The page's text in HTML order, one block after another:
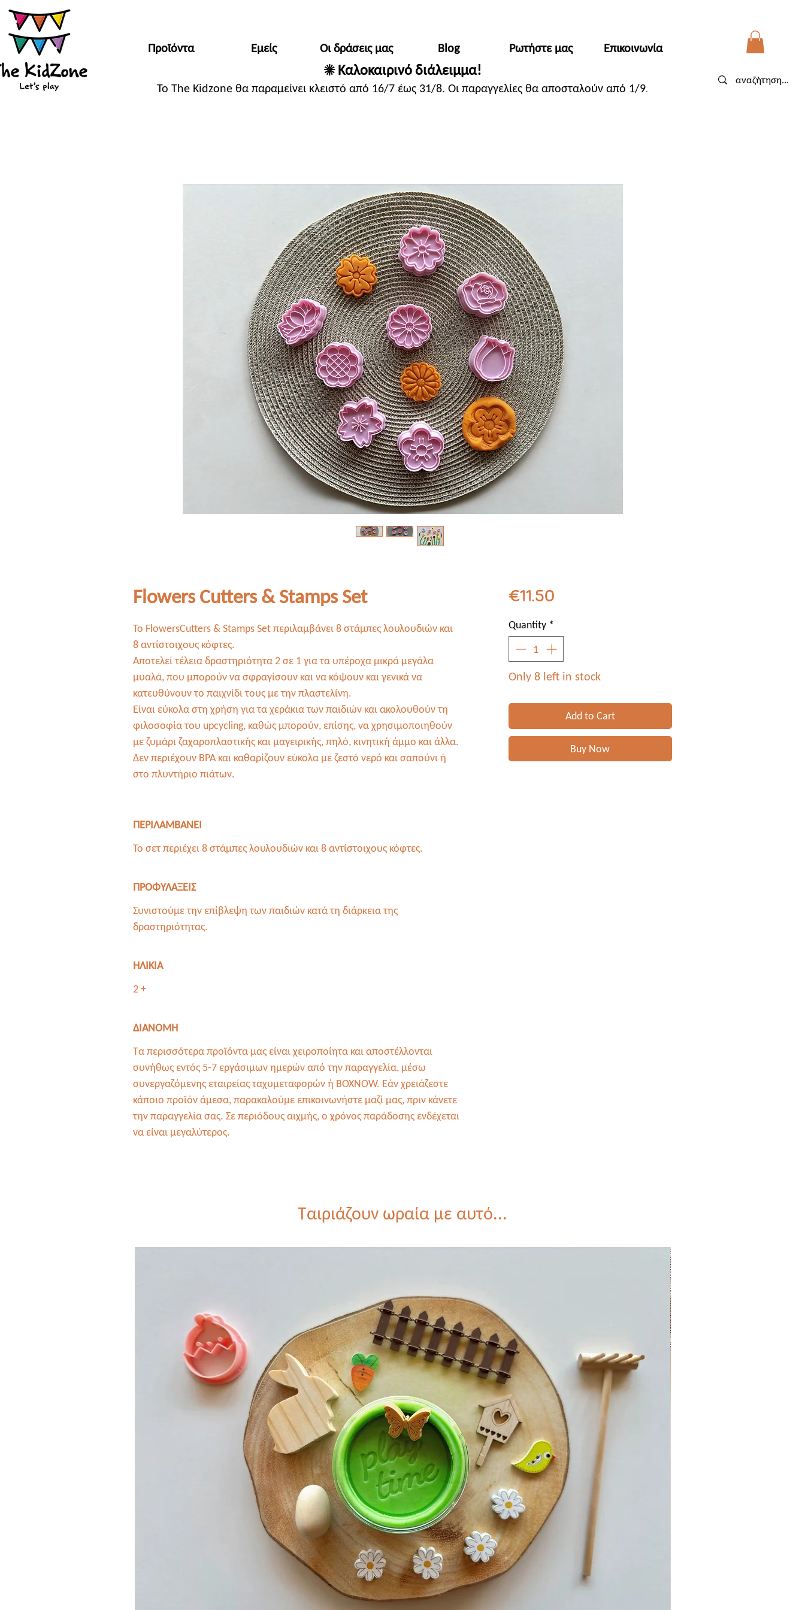
Προϊόντα Εμείς Οι δράσεις μας Blog Ρωτήστε μας Επικοινωνία
☀️ Καλοκαιρινό διάλειμμα!
Το The Kidzone θα παραμείνει κλειστό από 16/7 έως 31/8. Οι παραγγελίες θα αποσταλούν από 1/9.
Flowers Cutters & Stamps Set
Το FlowersCutters & Stamps Set περιλαμβάνει 8 στάμπες λουλουδιών και
8 αντίστοιχους κόφτες.
Αποτελεί τέλεια δραστηριότητα 2 σε 1 για τα υπέροχα μικρά μεγάλα
μυαλά, που μπορούν να σφραγίσουν και να κόψουν και γενικά να
κατευθύνουν το παιχνίδι τους με την πλαστελίνη.
Είναι εύκολα στη χρήση για τα χεράκια των παιδιών και ακολουθούν τη
φιλοσοφία του upcycling, καθώς μπορούν, επίσης, να χρησιμοποιηθούν
με ζυμάρι ζαχαροπλαστικής και μαγειρικής, πηλό, κινητική άμμο και άλλα.
Δεν περιέχουν BPA και καθαρίζουν εύκολα με ζεστό νερό και σαπούνι ή
στο πλυντήριο πιάτων.
ΠΕΡΙΛΑΜΒΑΝΕΙ
Το σετ περιέχει 8 στάμπες λουλουδιών και 8 αντίστοιχους κόφτες.
ΠΡΟΦΥΛΑΞΕΙΣ
Συνιστούμε την επίβλεψη των παιδιών κατά τη διάρκεια της
δραστηριότητας.
ΗΛΙΚΙΑ
2 +
ΔΙΑΝΟΜΗ
Τα περισσότερα προϊόντα μας είναι χειροποίητα και αποστέλλονται
συνήθως εντός 5-7 εργάσιμων ημερών από την παραγγελία, μέσω
συνεργαζόμενης εταιρείας ταχυμεταφορών ή BOXNOW. Εάν χρειάζεστε
κάποιο προϊόν άμεσα, παρακαλούμε επικοινωνήστε μαζί μας, πριν κάνετε
την παραγγελία σας. Σε περιόδους αιχμής, ο χρόνος παράδοσης ενδέχεται
να είναι μεγαλύτερος.
€11.50Price
Quantity *
Only 8 left in stock
Add to Cart
Buy Now
Ταιριάζουν ωραία με αυτό...